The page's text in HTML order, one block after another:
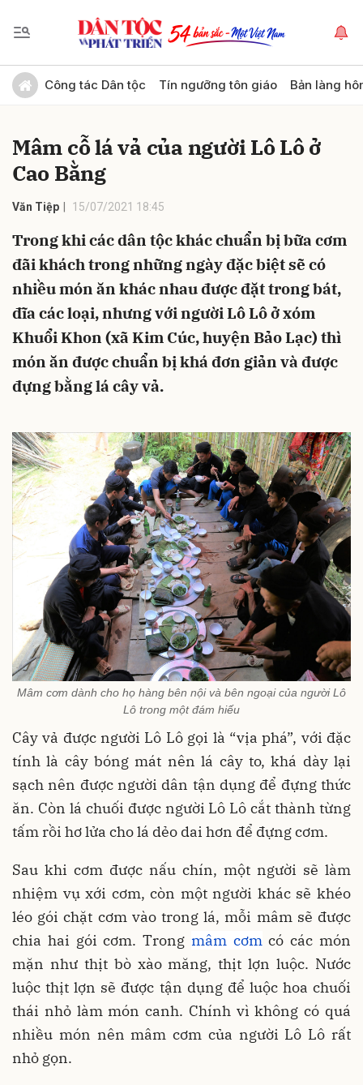
Công tác Dân tộc Tín ngưỡng tôn giáo Bản làng
Mâm cỗ lá vả của người Lô Lô ở
Cao Bằng
Văn Tiệp 15/07/2021 18:45
Trong khi các dân tộc khác chuẩn bị bữa cơm
đãi khách trong những ngày đặc biệt sẽ có
nhiều món ăn khác nhau được đặt trong bát,
đĩa các loại, nhưng với người Lô Lô ở xóm
Khuổi Khon (xã Kim Cúc, huyện Bảo Lạc) thì
món ăn được chuẩn bị khá đơn giản và được
đựng bằng lá cây vả.
Mâm cơm dành cho họ hàng bên nội và bên ngoại của người Lô
Lô trong một đám hiếu
Cây vả được người Lô Lô gọi là “vịa phá”, với đặc
tính là cây bóng mát nên lá cây to, khá dày lại
sạch nên được người dân tận dụng để đựng thức
ăn. Còn lá chuối được người Lô Lô cắt thành từng
tấm rồi hơ lửa cho lá dẻo dai hơn để đựng cơm.
Sau khi cơm được nấu chín, một người sẽ làm
nhiệm vụ xới cơm, còn một người khác sẽ khéo
léo gói chặt cơm vào trong lá, mỗi mâm sẽ được
chia hai gói cơm. Trong mâm cơm có các món
mặn như thịt bò xào măng, thịt lợn luộc. Nước
luộc thịt lợn sẽ được tận dụng để luộc hoa chuối
thái nhỏ làm món canh. Chính vì không có quá
nhiều món nên mâm cơm của người Lô Lô rất
nhỏ gọn.
Gửi bình luận
Hủy Gửi